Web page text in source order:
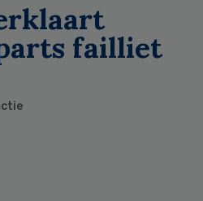
failliet